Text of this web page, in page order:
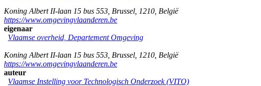
Koning Albert II-laan 15 bus 553 Brussel 1210 België
https://www.omgevingvlaanderen.be
eigenaar
Vlaamse overheid, Departement Omgeving
Koning Albert II-laan 15 bus 553 Brussel 1210 België
https://www.omgevingvlaanderen.be
auteur
Vlaamse Instelling voor Technologisch Onderzoek (VITO)